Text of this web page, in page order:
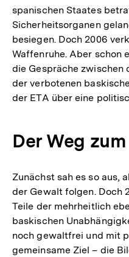
spanischen Staates
Sicherheitsorganen
besiegen. Doch 2006
Waffenruhe. Aber schon
die Gespräche zwischen
der verbotenen
der ETA über eine
Der Weg
Zunächst sah es so aus,
der Gewalt folgen. Doch
Teile der mehrheitlich
baskischen
noch gewaltfrei und mit
gemeinsame Ziel – die